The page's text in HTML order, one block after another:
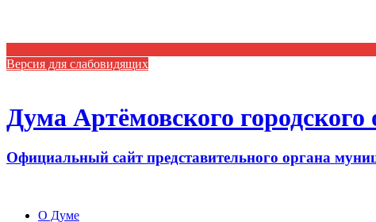
Версия для слабовидящих
Дума Артёмовского городского
Официальный сайт представительного органа
О Думе